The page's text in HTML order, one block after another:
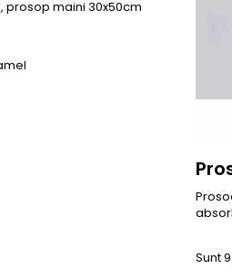
prosop maini 30x50cm
Sunt